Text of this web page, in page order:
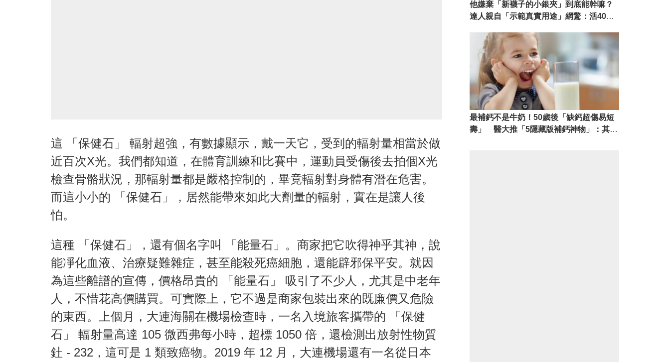
這 「保健石」 輻射超強，有數據顯示，戴一天它，受到的輻射量相當於做
近百次X光。我們都知道，在體育訓練和比賽中，運動員受傷後去拍個X光
檢查骨骼狀況，那輻射量都是嚴格控制的，畢竟輻射對身體有潛在危害。
而這小小的 「保健石」，居然能帶來如此大劑量的輻射，實在是讓人後
怕。
這種 「保健石」，還有個名字叫 「能量石」。商家把它吹得神乎其神，說
能凈化血液、治療疑難雜症，甚至能殺死癌細胞，還能辟邪保平安。就因
為這些離譜的宣傳，價格昂貴的 「能量石」 吸引了不少人，尤其是中老年
人，不惜花高價購買。可實際上，它不過是商家包裝出來的既廉價又危險
的東西。上個月，大連海關在機場檢查時，一名入境旅客攜帶的 「保健
石」 輻射量高達 105 微西弗每小時，超標 1050 倍，還檢測出放射性物質
釷 - 232，這可是 1 類致癌物。2019 年 12 月，大連機場還有一名從日本
他嫌棄「新襪子的小銀夾」到底能幹嘛？
達人親自「示範真實用途」網驚：活40年
最補鈣不是牛奶！50歲後「缺鈣超傷易短
壽」 醫大推「5隱藏版補鈣神物」：其他